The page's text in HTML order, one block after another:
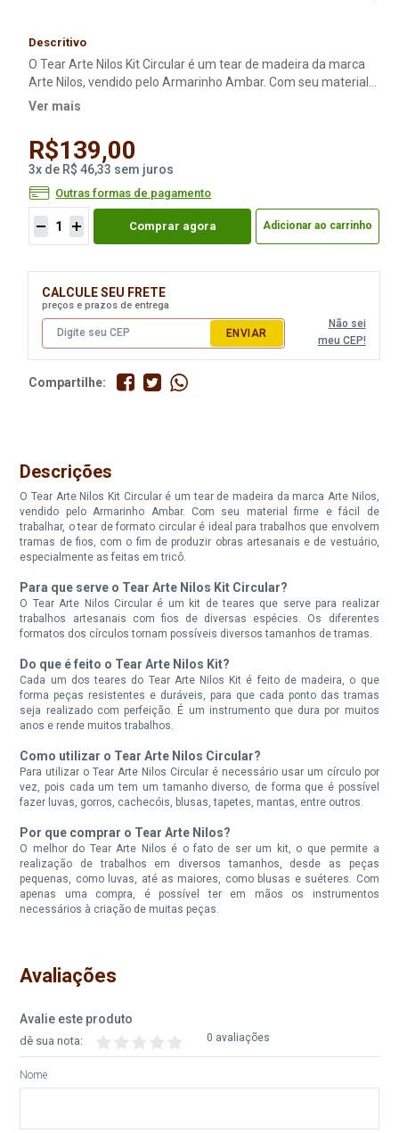
Descritivo
O Tear Arte Nilos Kit Circular é um tear de madeira da marca
Arte Nilos, vendido pelo Armarinho Ambar. Com seu material
firme e fácil de trabalhar, o tear de formato circular é ideal
produzir obras artesanais e de vestuário, especialmente as
feitas em tricô.
Ver mais
R$139,00
3x de R$ 46,33 sem juros
Outras formas de pagamento
Comprar agora Adicionar ao carrinho
CALCULE SEU FRETE
preços e prazos de entrega
ENVIAR
Não sei
meu CEP!
Compartilhe:
Descrições
O Tear Arte Nilos Kit Circular é um tear de madeira da marca Arte Nilos,
vendido pelo Armarinho Ambar. Com seu material firme e fácil de
trabalhar, o tear de formato circular é ideal para trabalhos que envolvem
tramas de fios, com o fim de produzir obras artesanais e de vestuário,
especialmente as feitas em tricô.
Para que serve o Tear Arte Nilos Kit Circular?
O Tear Arte Nilos Circular é um kit de teares que serve para realizar
trabalhos artesanais com fios de diversas espécies. Os diferentes
formatos dos círculos tornam possíveis diversos tamanhos de tramas.
Do que é feito o Tear Arte Nilos Kit?
Cada um dos teares do Tear Arte Nilos Kit é feito de madeira, o que
forma peças resistentes e duráveis, para que cada ponto das tramas
seja realizado com perfeição. É um instrumento que dura por muitos
anos e rende muitos trabalhos.
Como utilizar o Tear Arte Nilos Circular?
Para utilizar o Tear Arte Nilos Circular é necessário usar um círculo por
vez, pois cada um tem um tamanho diverso, de forma que é possível
fazer luvas, gorros, cachecóis, blusas, tapetes, mantas, entre outros.
Por que comprar o Tear Arte Nilos?
O melhor do Tear Arte Nilos é o fato de ser um kit, o que permite a
realização de trabalhos em diversos tamanhos, desde as peças
pequenas, como luvas, até as maiores, como blusas e suéteres. Com
apenas uma compra, é possível ter em mãos os instrumentos
necessários à criação de muitas peças.
Avaliações
Avalie este produto
0 avaliações
dê sua nota:
Nome